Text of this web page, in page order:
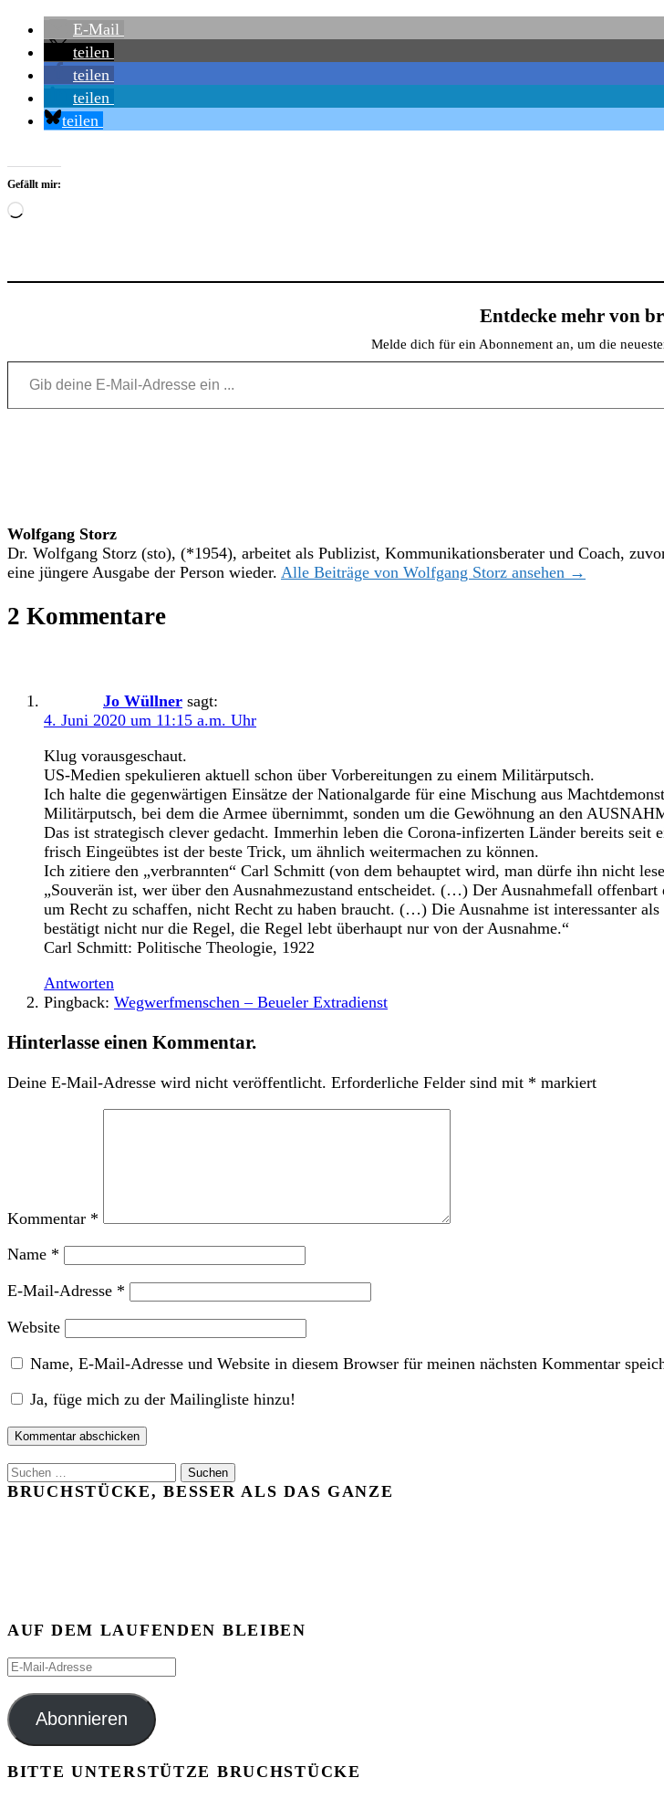
E-Mail
teilen
teilen
teilen
teilen
Gefällt mir:
Wird
Entdecke mehr von
Melde dich für ein Abonnement an, um die
Gib deine E-Mail-Adresse ein ...
Wolfgang Storz
Dr. Wolfgang Storz (sto), (*1954), arbeitet als Publizist, Kommunikationsberater und Coach,
eine jüngere Ausgabe der Person wieder. Alle Beiträge von Wolfgang Storz ansehen →
2 Kommentare
Jo Wüllner sagt:
4. Juni 2020 um 11:15 a.m. Uhr
Klug vorausgeschaut.
US-Medien spekulieren aktuell schon über Vorbereitungen zu einem Militärputsch.
Ich halte die gegenwärtigen Einsätze der Nationalgarde für eine Mischung aus
Militärputsch, bei dem die Armee übernimmt, sonden um die Gewöhnung an den
Das ist strategisch clever gedacht. Immerhin leben die Corona-infizerten Länder bereits
frisch Eingeübtes ist der beste Trick, um ähnlich weitermachen zu können.
Ich zitiere den „verbrannten“ Carl Schmitt (von dem behauptet wird, man dürfe ihn nicht
„Souverän ist, wer über den Ausnahmezustand entscheidet. (…) Der Ausnahmefall
um Recht zu schaffen, nicht Recht zu haben braucht. (…) Die Ausnahme ist interessanter
bestätigt nicht nur die Regel, die Regel lebt überhaupt nur von der Ausnahme.“
Carl Schmitt: Politische Theologie, 1922
Antworten
Pingback: Wegwerfmenschen – Beueler Extradienst
Hinterlasse einen Kommentar.
Deine E-Mail-Adresse wird nicht veröffentlicht. Erforderliche Felder sind mit * markiert
Kommentar *
Name *
E-Mail-Adresse *
Website
Name, E-Mail-Adresse und Website in diesem Browser für meinen nächsten Kommentar
Ja, füge mich zu der Mailingliste hinzu!
Suchen
nach:
BRUCHSTÜCKE, BESSER ALS DAS GANZE
AUF DEM LAUFENDEN BLEIBEN
E-
Adresse
Abonnieren
BITTE UNTERSTÜTZE BRUCHSTÜCKE